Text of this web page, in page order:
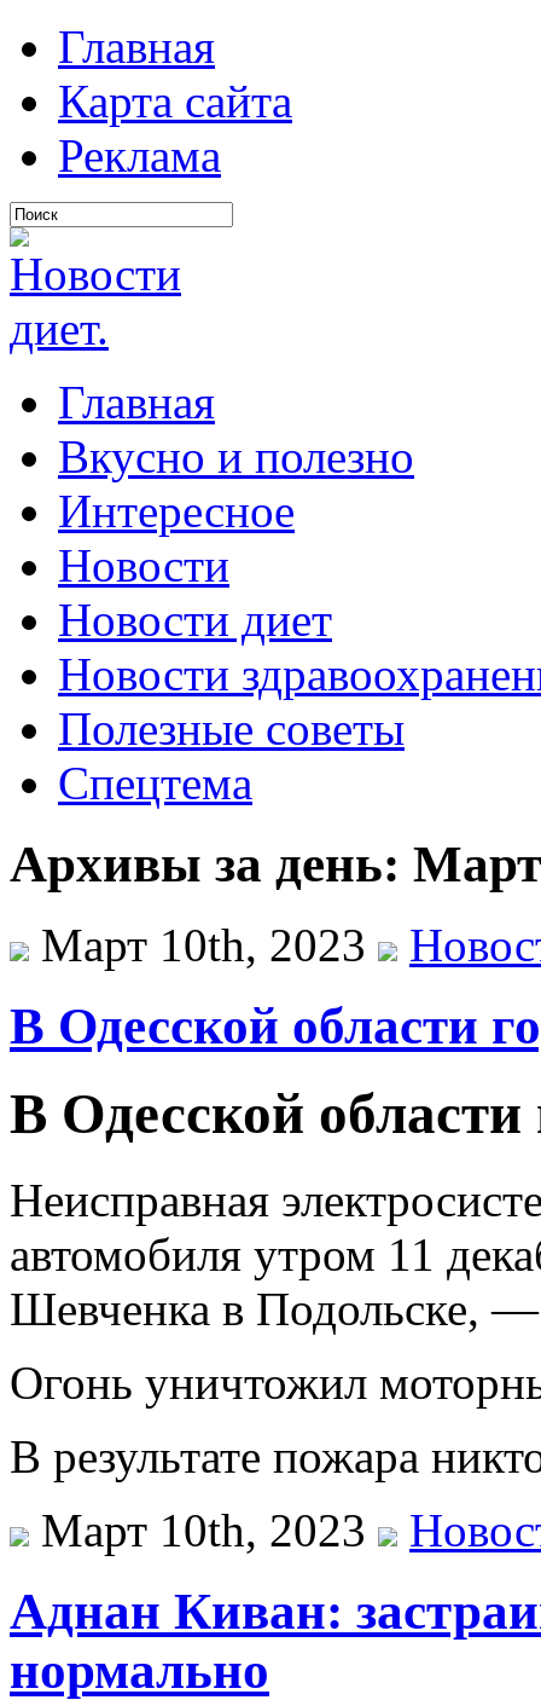
Главная
Карта сайта
Реклама
Главная
Вкусно и полезно
Интересное
Новости
Новости диет
Новости
Полезные советы
Спецтема
Архивы за день:
Март 10th, 2023
В Одесской области
В Одесской области
Неисправная
автомобиля утром 11
Шевченка в Подольске,
Огонь уничтожил
В результате пожара
Март 10th, 2023
Аднан Киван:
нормально